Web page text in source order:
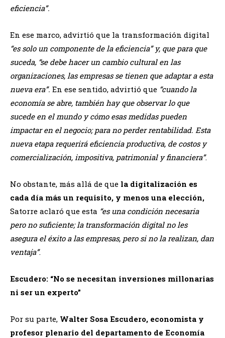
eficiencia”.
En ese marco, advirtió que la transformación digital
“es solo un componente de la eficiencia” y, que para que
suceda, “se debe hacer un cambio cultural en las
organizaciones, las empresas se tienen que adaptar a esta
nueva era”. En ese sentido, advirtió que “cuando la
economía se abre, también hay que observar lo que
sucede en el mundo y cómo esas medidas pueden
impactar en el negocio; para no perder rentabilidad. Esta
nueva etapa requerirá eficiencia productiva, de costos y
comercialización, impositiva, patrimonial y financiera”.
No obstante, más allá de que la digitalización es
cada día más un requisito, y menos una elección,
Satorre aclaró que esta “es una condición necesaria
pero no suficiente; la transformación digital no les
asegura el éxito a las empresas, pero si no la realizan, dan
ventaja”.
Escudero: “No se necesitan inversiones millonarias
ni ser un experto”
Por su parte, Walter Sosa Escudero, economista y
profesor plenario del departamento de Economía